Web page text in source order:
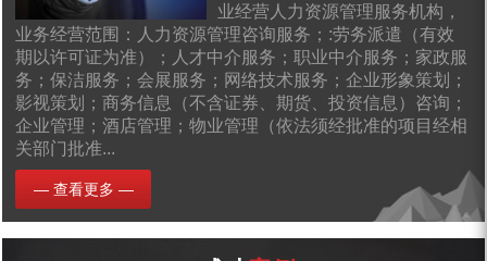
业经营人力资源管理服务机构，
业务经营范围：人力资源管理咨询服务；:劳务派遣（有效
期以许可证为准）；人才中介服务；职业中介服务；家政服
务；保洁服务；会展服务；网络技术服务；企业形象策划；
影视策划；商务信息（不含证券、期货、投资信息）咨询；
企业管理；酒店管理；物业管理（依法须经批准的项目经相
关部门批准...
— 查看更多 —